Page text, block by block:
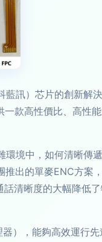
藍訊）芯片的創新
款高性價比、高性
境中，如何清晰傳
出的單麥ENC方案
清晰度的大幅降低
），能夠高效運行